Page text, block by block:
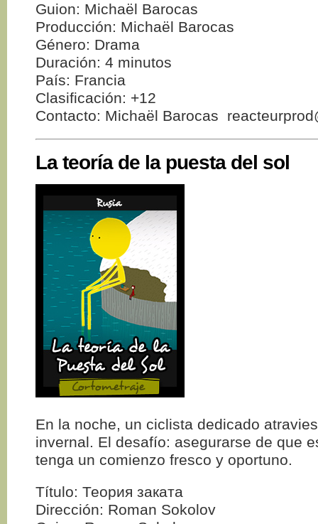
Guion: Michaël Barocas
Producción: Michaël Barocas
Género: Drama
Duración: 4 minutos
País: Francia
Clasificación: +12
Contacto: Michaël Barocas
La teoría de la puesta del sol
En la noche, un ciclista dedicado
invernal. El desafío: asegurarse de que
tenga un comienzo fresco y oportuno.
Título: Теория заката
Dirección: Roman Sokolov